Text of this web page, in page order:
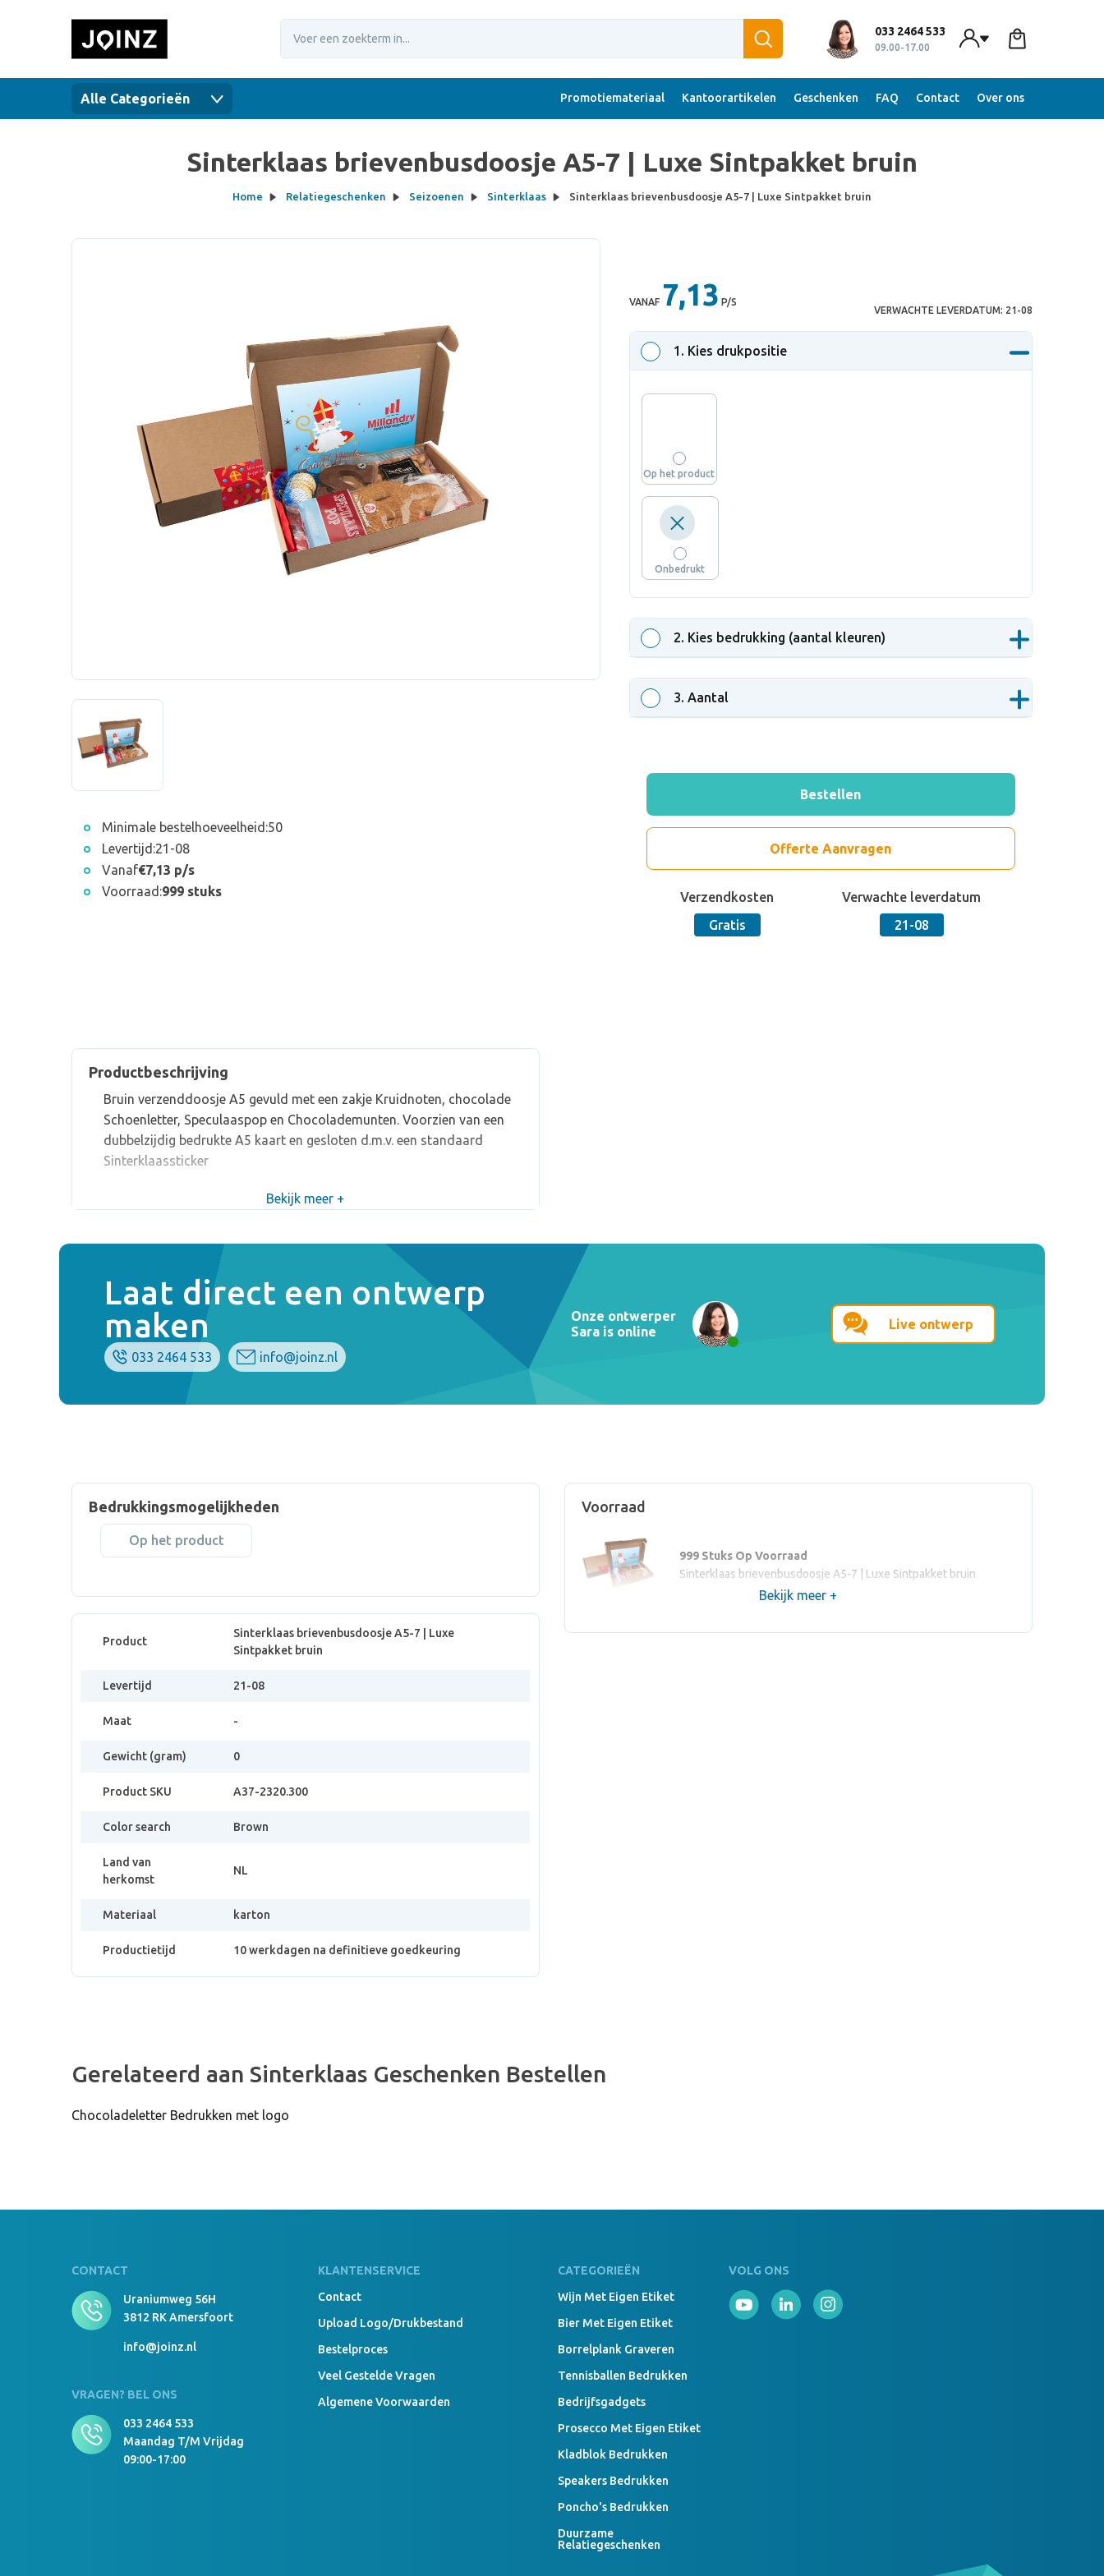
033 2464 533
09.00-17.00
Alle Categorieën Promotiemateriaal Kantoorartikelen Geschenken FAQ Contact Over ons
Sinterklaas brievenbusdoosje A5-7 | Luxe Sintpakket bruin
Home Relatiegeschenken Seizoenen Sinterklaas Sinterklaas brievenbusdoosje A5-7 | Luxe Sintpakket bruin
Minimale bestelhoeveelheid:50
Levertijd:21-08
Vanaf€7,13 p/s
Voorraad:999 stuks
VANAF 7,13 P/S
VERWACHTE LEVERDATUM: 21-08
1 . Kies drukpositie
Op het product
Onbedrukt
2. Kies bedrukking (aantal kleuren)
3. Aantal
Bestellen
Offerte Aanvragen
Verzendkosten
Gratis
Verwachte leverdatum
21-08
Productbeschrijving
Bruin verzenddoosje A5 gevuld met een zakje Kruidnoten, chocolade
Schoenletter, Speculaaspop en Chocolademunten. Voorzien van een
dubbelzijdig bedrukte A5 kaart en gesloten d.m.v. een standaard
Sinterklaassticker
Bekijk meer +
Laat direct een ontwerp
maken
033 2464 533 info@joinz.nl
Onze ontwerper
Sara is online
Live ontwerp
Bedrukkingsmogelijkheden
Op het product
Product
Sinterklaas brievenbusdoosje A5-7 | Luxe
Sintpakket bruin
Levertijd 21-08
Maat -
Gewicht (gram) 0
Product SKU A37-2320.300
Color search Brown
Land van
herkomst
NL
Materiaal karton
Productietijd 10 werkdagen na definitieve goedkeuring
Voorraad
999 Stuks Op Voorraad
Sinterklaas brievenbusdoosje A5-7 | Luxe Sintpakket bruin
Bekijk meer +
Gerelateerd aan Sinterklaas Geschenken Bestellen
Chocoladeletter Bedrukken met logo
CONTACT
Uraniumweg 56H
3812 RK Amersfoort
info@joinz.nl
VRAGEN? BEL ONS
033 2464 533
Maandag T/m Vrijdag
09:00-17:00
KLANTENSERVICE
Contact
Upload Logo/drukbestand
Bestelproces
Veel Gestelde Vragen
Algemene Voorwaarden
CATEGORIEËN
Wijn Met Eigen Etiket
Bier Met Eigen Etiket
Borrelplank Graveren
Tennisballen Bedrukken
Bedrijfsgadgets
Prosecco Met Eigen Etiket
Kladblok Bedrukken
Speakers Bedrukken
Poncho's Bedrukken
Duurzame
Relatiegeschenken
VOLG ONS